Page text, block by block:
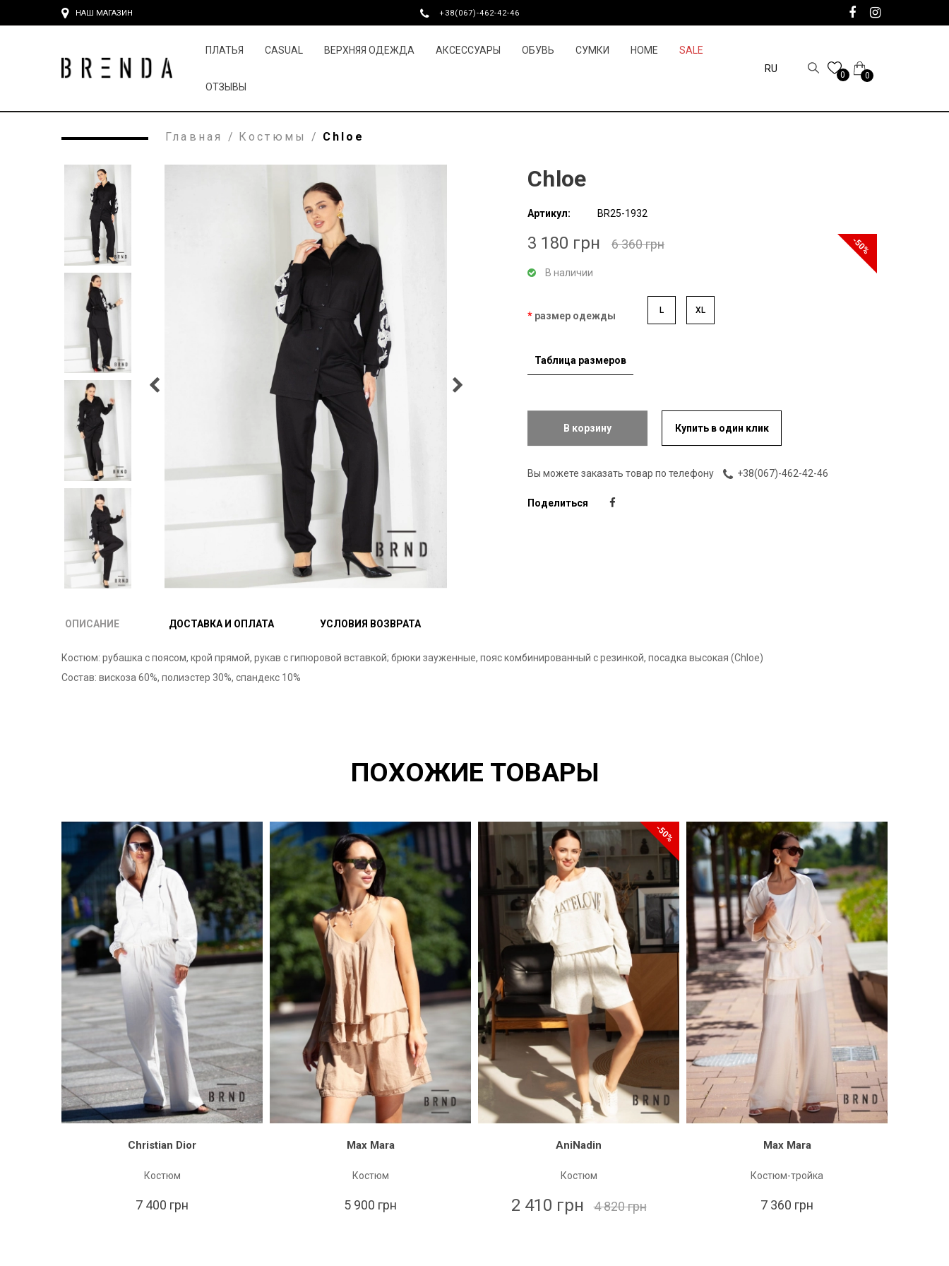
НАШ МАГАЗИН +38(067)-462-42-46
ПЛАТЬЯ CASUAL ВЕРХНЯЯ ОДЕЖДА АКСЕССУАРЫ ОБУВЬ СУМКИ HOME SALE
ОТЗЫВЫ
RU
0 0
Главная / Костюмы / Chloe
Chloe
Артикул: BR25-1932
-50%
3 180 грн 6 360 грн
В наличии
размер одежды L XL
Таблица размеров
В корзину Купить в один клик
Вы можете заказать товар по телефону +38(067)-462-42-46
Поделиться
ОПИСАНИЕ ДОСТАВКА И ОПЛАТА УСЛОВИЯ ВОЗВРАТА
Костюм: рубашка с поясом, крой прямой, рукав с гипюровой вставкой; брюки зауженные, пояс комбинированный с резинкой, посадка высокая (Chloe)
Состав: вискоза 60%, полиэстер 30%, спандекс 10%
ПОХОЖИЕ ТОВАРЫ
Christian Dior
Костюм
7 400 грн
Max Mara
Костюм
5 900 грн
-50%
AniNadin
Костюм
2 410 грн 4 820 грн
Max Mara
Костюм-тройка
7 360 грн